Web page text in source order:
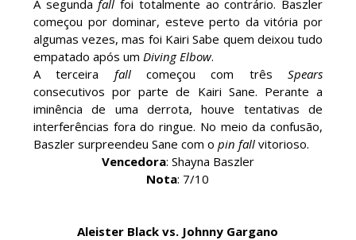
Unknown-Aug 06 2026
REVIRAVOLTA SURPREENDENTE NO GRAND
SLAM MEXICO: Persephone supera Kris
Statlander após interferência decisiva de
Hikaru Shida
Unknown-Aug 06 2026
TRIUNFO LENDÁRIO EM CIDADE DO MÉXICO:
Aug 06 2026
A segundafall foi totalmente ao contrário. Baszler
começou por dominar, esteve perto da vitória por
algumas vezes, mas foi Kairi Sabe quem deixou tudo
empatado após um Diving Elbow.
A terceira fallcomeçou com trêsSpears
consecutivos por parte de Kairi Sane. Perante a
iminência de uma derrota, houve tentativas de
interferências fora do ringue. No meio da confusão,
Baszler surpreendeu Sane com o pin fallvitorioso.
Vencedora: Shayna Baszler
Nota: 7/10
Aleister Black vs. Johnny Gargano